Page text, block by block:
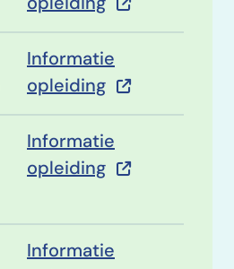
opleiding
Informatie
opleiding
Informatie
opleiding
Informatie